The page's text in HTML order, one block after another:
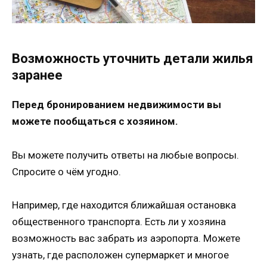
Возможность уточнить детали жилья
заранее
Перед бронированием недвижимости вы
можете пообщаться с хозяином.
Вы можете получить ответы на любые вопросы.
Спросите о чём угодно.
Например, где находится ближайшая остановка
общественного транспорта. Есть ли у хозяина
возможность вас забрать из аэропорта. Можете
узнать, где расположен супермаркет и многое